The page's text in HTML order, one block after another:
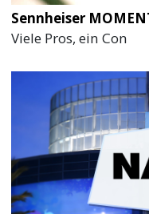
Sennheiser
Viele Pros, ein Con